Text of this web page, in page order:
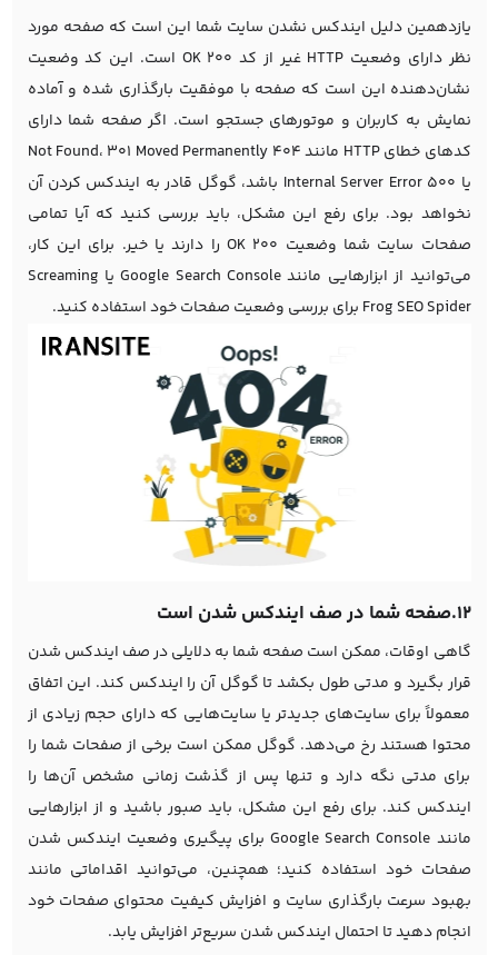
یازدهمین دلیل ایندکس نشدن سایت شما این است که صفحه مورد
نظر دارای وضعیت HTTP غیر از کد 200 OK است. این کد وضعیت
نشان‌دهنده این است که صفحه با موفقیت بارگذاری شده و آماده
نمایش به کاربران و موتورهای جستجو است. اگر صفحه شما دارای
کدهای خطای HTTP مانند 404 Not Found، 301 Moved Permanently
یا 500 Internal Server Error باشد، گوگل قادر به ایندکس کردن آن
نخواهد بود. برای رفع این مشکل، باید بررسی کنید که آیا تمامی
صفحات سایت شما وضعیت 200 OK را دارند یا خیر. برای این کار،
می‌توانید از ابزارهایی مانند Google Search Console یا Screaming
Frog SEO Spider برای بررسی وضعیت صفحات خود استفاده کنید.
12.صفحه شما در صف ایندکس شدن است
گاهی اوقات، ممکن است صفحه شما به دلایلی در صف ایندکس شدن
قرار بگیرد و مدتی طول بکشد تا گوگل آن را ایندکس کند. این اتفاق
معمولاً برای سایت‌های جدیدتر یا سایت‌هایی که دارای حجم زیادی از
محتوا هستند رخ می‌دهد. گوگل ممکن است برخی از صفحات شما را
برای مدتی نگه دارد و تنها پس از گذشت زمانی مشخص آن‌ها را
ایندکس کند. برای رفع این مشکل، باید صبور باشید و از ابزارهایی
مانند Google Search Console برای پیگیری وضعیت ایندکس شدن
صفحات خود استفاده کنید؛ همچنین، می‌توانید اقداماتی مانند
بهبود سرعت بارگذاری سایت و افزایش کیفیت محتوای صفحات خود
انجام دهید تا احتمال ایندکس شدن سریع‌تر افزایش یابد.